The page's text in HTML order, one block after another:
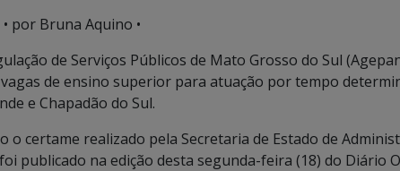
• por Bruna Aquino •
de Serviços Públicos de Mato Grosso do Sul
de ensino superior para atuação por tempo
e Chapadão do Sul.
o certame realizado pela Secretaria de Estado de
publicado na edição desta segunda-feira (18) do Diário